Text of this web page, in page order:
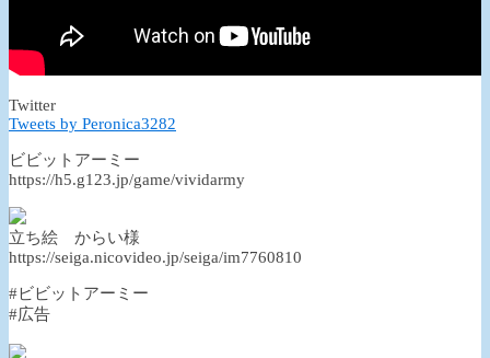
Twitter
Tweets by Peronica3282
ビビットアーミー
https://h5.g123.jp/game/vividarmy
立ち絵 からい様
https://seiga.nicovideo.jp/seiga/im7760810
#ビビットアーミー
#広告